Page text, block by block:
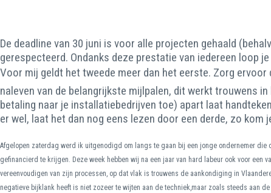
De deadline van 30 juni is voor alle projecten gehaald
gerespecteerd. Ondanks deze prestatie van iedereen loop
Voor mij geldt het tweede meer dan het eerste. Zorg
naleven van de belangrijkste mijlpalen, dit werkt trouwens
betaling naar je installatiebedrijven toe) apart laat
er wel, laat het dan nog eens lezen door een derde, zo
Afgelopen zaterdag werd ik uitgenodigd om langs te gaan bij een jonge ondernemer
gefinancierd te krijgen. Deze week hebben wij na een jaar van hard labeur ook voor
vereenvoudigen van zijn processen, op dat vlak is trouwens de aankondiging in
negatieve bijklank heeft is niet zozeer te wijten aan de techniek,maar zoals steeds aan